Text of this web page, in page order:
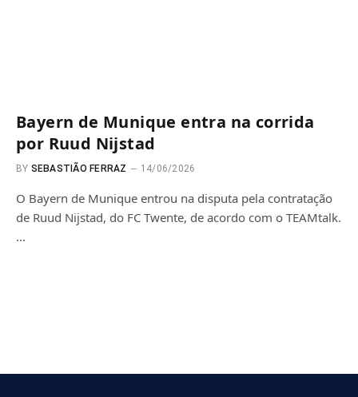
Bayern de Munique entra na corrida
por Ruud Nijstad
BY SEBASTIÃO FERRAZ 14/06/2026
O Bayern de Munique entrou na disputa pela contratação
de Ruud Nijstad, do FC Twente, de acordo com o TEAMtalk.
…